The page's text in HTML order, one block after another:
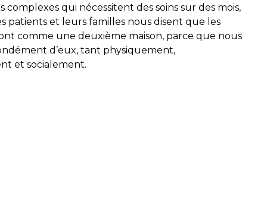
complexes qui nécessitent des soins sur des mois,
patients et leurs familles nous disent que les
comme une deuxième maison, parce que nous
d’eux, tant physiquement,
et socialement.